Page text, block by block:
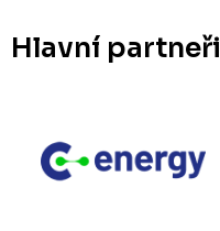
Hlavní partneři